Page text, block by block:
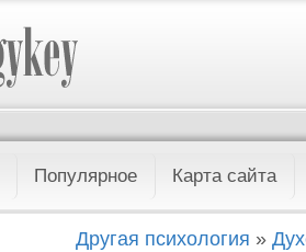
Популярное Карта сайта
Другая психология »